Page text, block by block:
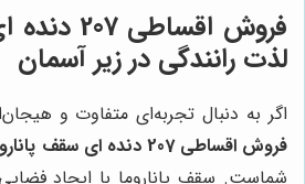
فروش
لذت رانندگی در زیر آسمان
اگر به دنبال تجربه‌ای متفاوت و
فروش اقساطی 207 دنده ای سقف پاناروما
شماست. سقف پاناروما با ایجاد